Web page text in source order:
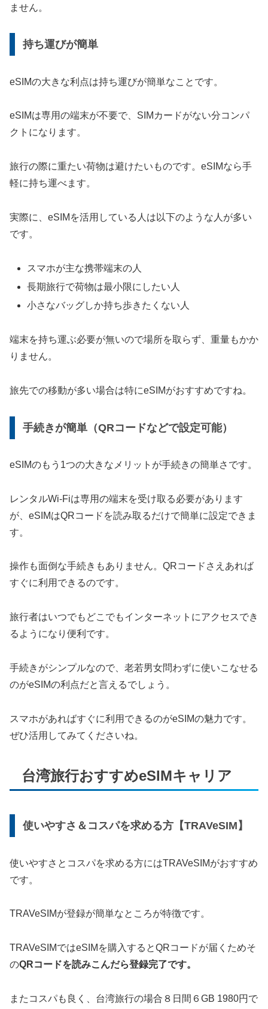
ません。
持ち運びが簡単
eSIMの大きな利点は持ち運びが簡単なことです。
eSIMは専用の端末が不要で、SIMカードがない分コンパ
クトになります。
旅行の際に重たい荷物は避けたいものです。eSIMなら手
軽に持ち運べます。
実際に、eSIMを活用している人は以下のような人が多い
です。
スマホが主な携帯端末の人
長期旅行で荷物は最小限にしたい人
小さなバッグしか持ち歩きたくない人
端末を持ち運ぶ必要が無いので場所を取らず、重量もかか
りません。
旅先での移動が多い場合は特にeSIMがおすすめですね。
手続きが簡単（QRコードなどで設定可能）
eSIMのもう1つの大きなメリットが手続きの簡単さです。
レンタルWi-Fiは専用の端末を受け取る必要があります
が、eSIMはQRコードを読み取るだけで簡単に設定できま
す。
操作も面倒な手続きもありません。QRコードさえあれば
すぐに利用できるのです。
旅行者はいつでもどこでもインターネットにアクセスでき
るようになり便利です。
手続きがシンプルなので、老若男女問わずに使いこなせる
のがeSIMの利点だと言えるでしょう。
スマホがあればすぐに利用できるのがeSIMの魅力です。
ぜひ活用してみてくださいね。
台湾旅行おすすめeSIMキャリア
使いやすさ＆コスパを求める方【TRAVeSIM】
使いやすさとコスパを求める方にはTRAVeSIMがおすすめ
です。
TRAVeSIMが登録が簡単なところが特徴です。
TRAVeSIMではeSIMを購入するとQRコードが届くためそ
のQRコードを読みこんだら登録完了です。
またコスパも良く、台湾旅行の場合８日間６GB 1980円で